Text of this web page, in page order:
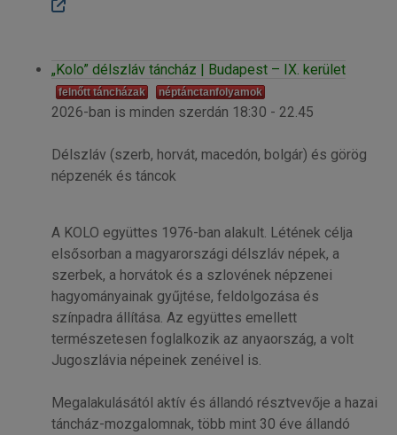
„Kolo” délszláv táncház | Budapest – IX. kerület
felnőtt táncházak néptánctanfolyamok
2026-ban is minden szerdán 18:30 - 22.45
Délszláv (szerb, horvát, macedón, bolgár) és görög
népzenék és táncok
A KOLO együttes 1976-ban alakult. Létének célja
elsősorban a magyarországi délszláv népek, a
szerbek, a horvátok és a szlovének népzenei
hagyományainak gyűjtése, feldolgozása és
színpadra állítása. Az együttes emellett
természetesen foglalkozik az anyaország, a volt
Jugoszlávia népeinek zenéivel is.
Megalakulásától aktív és állandó résztvevője a hazai
táncház-mozgalomnak, több mint 30 éve állandó